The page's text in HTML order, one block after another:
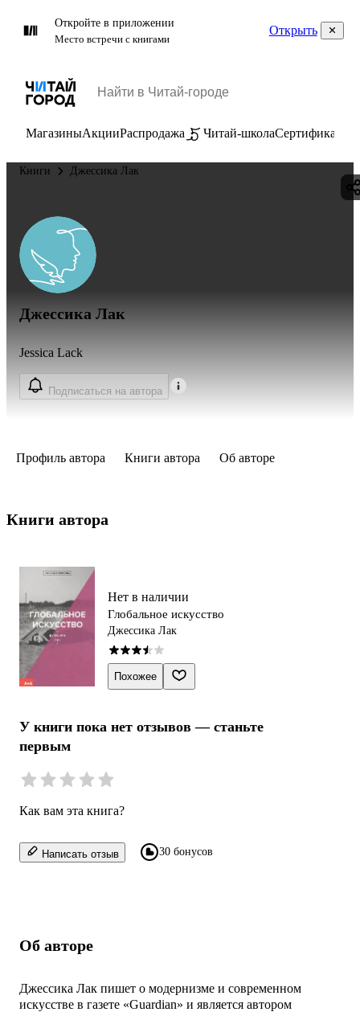
Откройте в приложении
Место встречи с книгами
Открыть
МагазиныАкцииРаспродажа Читай-школаСертификаты
Книги Джессика Лак
Джессика Лак
Jessica Lack
Подписаться на автора
Профиль автора Книги автора Об авторе
Книги автора
Нет в наличии
Глобальное искусство
Джессика Лак
Похожее
У книги пока нет отзывов — станьте
первым
Как вам эта книга?
Написать отзыв 30 бонусов
Об авторе
Джессика Лак пишет о модернизме и современном
искусстве в газете «Guardian» и является автором